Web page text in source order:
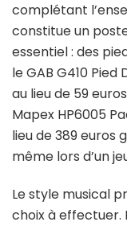
complétant
constitue un
essentiel : des
le GAB G410
au lieu de 59
Mapex HP6005
lieu de 389 euros
même lors d’un
Le style musical
choix à effectuer.